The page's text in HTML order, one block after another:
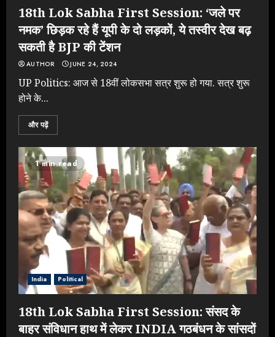
18th Lok Sabha First Session: ‘जले पर
नमक’ छिड़क रहे हैं यूपी के दो लड़कों, ये तस्वीर देख बढ़
सकती है BJP की टेंशन
AUTHOR JUNE 24, 2024
UP Politics: आज से 18वीं लोकसभा सत्र शुरू हो गया. सत्र शुरू
होने के...
और पढ़ें
1 min read
India Political
18th Lok Sabha First Session: संसद के
बाहर संविधान हाथ में लेकर INDIA गठबंधन के सांसदों
3
NEET महाघोटाले पर Rahul Gandhi
के आक्रामक तेवर, बैकफुट पर आई सरकार
JULY 24, 2026
Jantar Mantar Protest पर बॉलीवुड
का बदला रुख: सलमान और राजकुमार के यू-
टर्न पर उठे सवाल
JULY 23, 2026